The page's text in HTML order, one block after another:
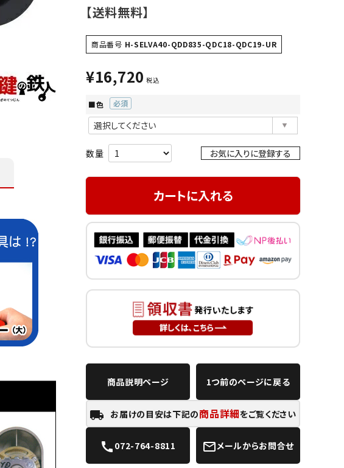
【送料無料】
商品番号 H-SELVA40-QDD835-QDC18-QDC19-UR
¥16,720 税込
■色
(必
須)
お気に入りに登録する
カートに入れる
商品説明ページ 1つ前のページに戻る
local_shipping お届けの目安は下記の商品詳細をご覧ください
call 072-764-8811 mail_outlineメールからお問合せ